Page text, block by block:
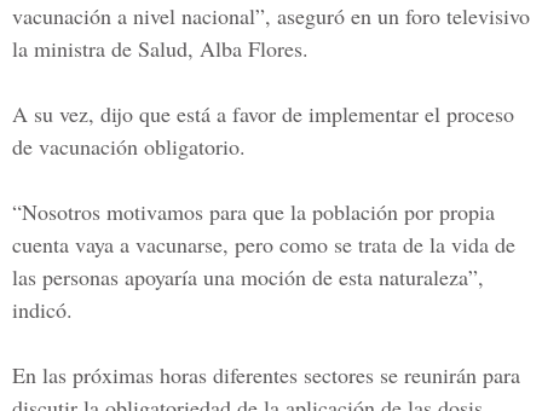
vacunación a nivel nacional”, aseguró en un foro televisivo
la ministra de Salud, Alba Flores.
A su vez, dijo que está a favor de implementar el proceso
de vacunación obligatorio.
“Nosotros motivamos para que la población por propia
cuenta vaya a vacunarse, pero como se trata de la vida de
las personas apoyaría una moción de esta naturaleza”,
indicó.
En las próximas horas diferentes sectores se reunirán para